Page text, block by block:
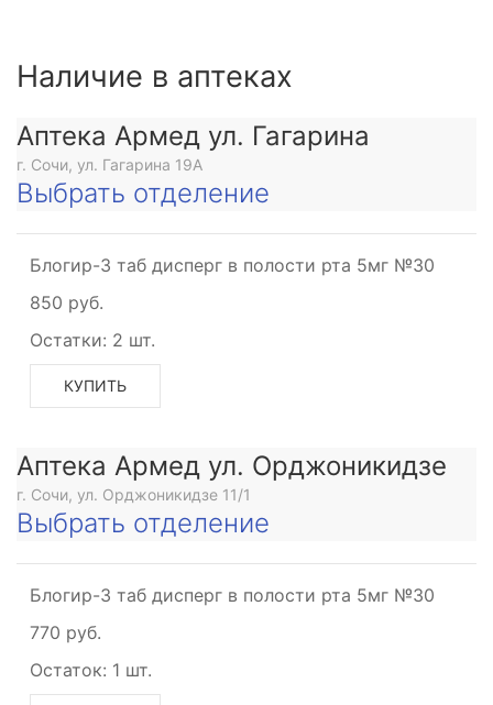
Наличие в аптеках
Аптека Армед ул. Гагарина
г. Сочи, ул. Гагарина 19А
Выбрать отделение
Блогир-3 таб дисперг в полости рта 5мг №30
850 руб.
Остатки: 2 шт.
КУПИТЬ
Аптека Армед ул. Орджоникидзе
г. Сочи, ул. Орджоникидзе 11/1
Выбрать отделение
Блогир-3 таб дисперг в полости рта 5мг №30
770 руб.
Остаток: 1 шт.